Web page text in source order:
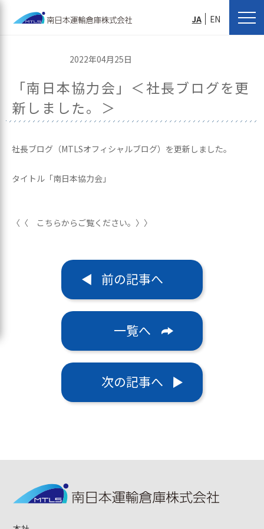
JA EN
2022年04月25日
「南日本協力会」＜社長ブログを更
新しました。＞
社長ブログ（MTLSオフィシャルブログ）を更新しました。
タイトル「南日本協力会」
〈〈 こちらからご覧ください。〉〉
前の記事へ
一覧へ
次の記事へ